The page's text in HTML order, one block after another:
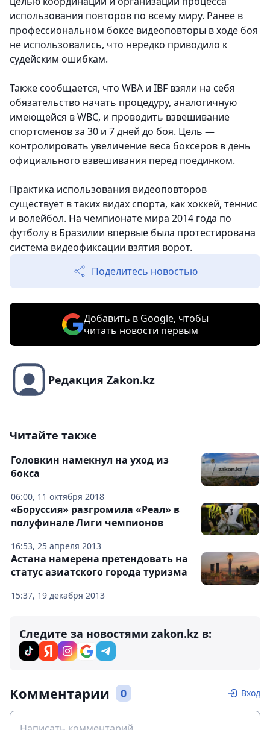
использования повторов по всему миру. Ранее в
профессиональном боксе видеоповторы в ходе боя
не использовались, что нередко приводило к
судейским ошибкам.
Также сообщается, что WBA и IBF взяли на себя
обязательство начать процедуру, аналогичную
имеющейся в WBC, и проводить взвешивание
спортсменов за 30 и 7 дней до боя. Цель —
контролировать увеличение веса боксеров в день
официального взвешивания перед поединком.
Практика использования видеоповторов
существует в таких видах спорта, как хоккей, теннис
и волейбол. На чемпионате мира 2014 года по
футболу в Бразилии впервые была протестирована
система видеофиксации взятия ворот.
Поделитесь новостью
Добавить в Google, чтобы
читать новости первым
Редакция Zakon.kz
Читайте также
06:00, 11 октября 2018
Головкин намекнул на уход из
бокса
16:53, 25 апреля 2013
«Боруссия» разгромила «Реал» в
полуфинале Лиги чемпионов
15:37, 19 декабря 2013
Астана намерена претендовать на
статус азиатского города туризма
Следите за новостями zakon.kz в:
Комментарии 0 Вход